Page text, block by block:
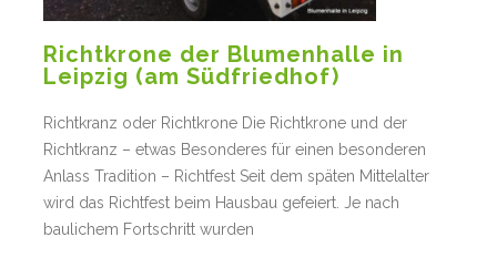
Richtkrone der Blumenhalle in
Leipzig (am Südfriedhof)
Richtkranz oder Richtkrone Die Richtkrone und der
Richtkranz – etwas Besonderes für einen besonderen
Anlass Tradition – Richtfest Seit dem späten Mittelalter
wird das Richtfest beim Hausbau gefeiert. Je nach
baulichem Fortschritt wurden